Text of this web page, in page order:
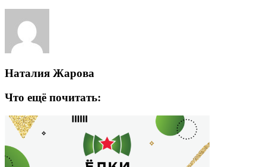
Наталия Жарова
Что ещё почитать: